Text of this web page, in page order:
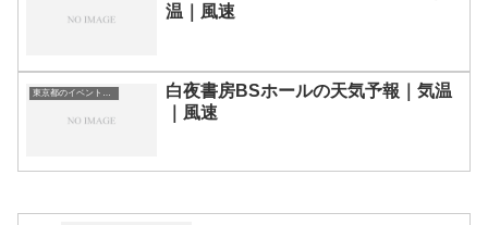
温｜風速
白夜書房BSホールの天気予報｜気温
｜風速